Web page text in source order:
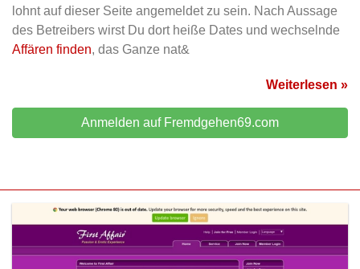
lohnt auf dieser Seite angemeldet zu sein. Nach Aussage
des Betreibers wirst Du dort heiße Dates und wechselnde
Affären finden, das Ganze nat&
Weiterlesen »
Anmelden auf Fremdgehen69.com